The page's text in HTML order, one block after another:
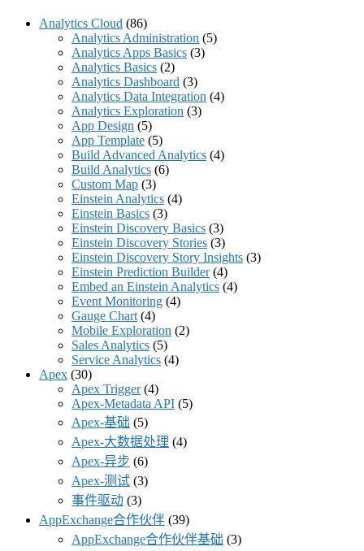
Analytics Cloud (86)
Analytics Administration (5)
Analytics Apps Basics (3)
Analytics Basics (2)
Analytics Dashboard (3)
Analytics Data Integration (4)
Analytics Exploration (3)
App Design (5)
App Template (5)
Build Advanced Analytics (4)
Build Analytics (6)
Custom Map (3)
Einstein Analytics (4)
Einstein Basics (3)
Einstein Discovery Basics (3)
Einstein Discovery Stories (3)
Einstein Discovery Story Insights (3)
Einstein Prediction Builder(4)
Embed an Einstein Analytics (4)
Event Monitoring (4)
Gauge Chart (4)
Mobile Exploration (2)
Sales Analytics (5)
Service Analytics (4)
Apex (30)
Apex Trigger(4)
Apex-Metadata API (5)
Apex-基础 (5)
Apex-大数据处理 (4)
Apex-异步 (6)
Apex-测试 (3)
事件驱动 (3)
AppExchange合作伙伴 (39)
AppExchange合作伙伴基础 (3)